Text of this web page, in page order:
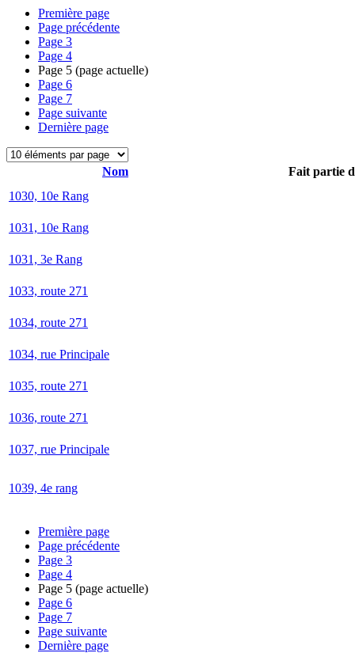
Première page
Page précédente
Page 3
Page 4
Page 5 (page actuelle)
Page 6
Page 7
Page suivante
Dernière page
Nom
Fait partie
1030, 10e Rang
1031, 10e Rang
1031, 3e Rang
1033, route 271
1034, route 271
1034, rue Principale
1035, route 271
1036, route 271
1037, rue Principale
1039, 4e rang
Première page
Page précédente
Page 3
Page 4
Page 5 (page actuelle)
Page 6
Page 7
Page suivante
Dernière page